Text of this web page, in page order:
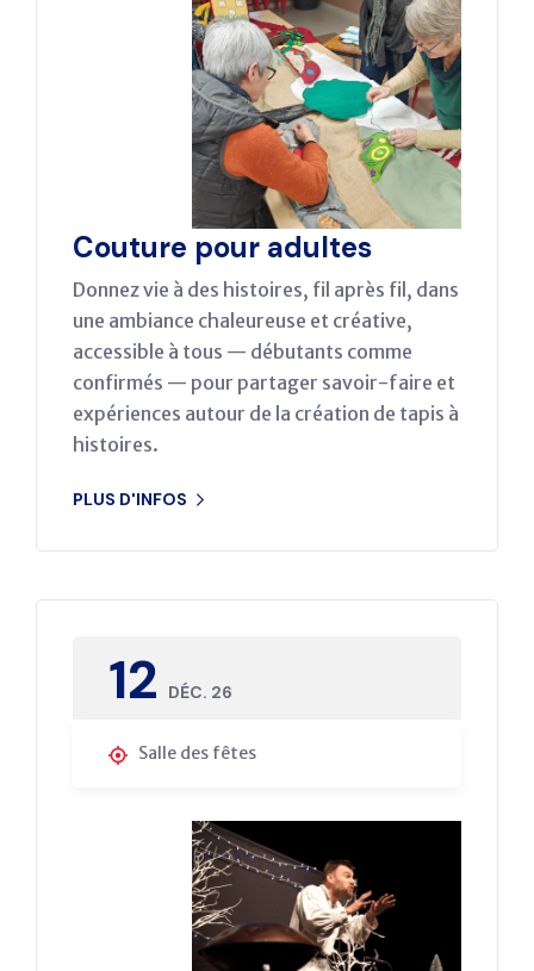
Couture pour adultes
Donnez vie à des histoires, fil après fil, dans
une ambiance chaleureuse et créative,
accessible à tous — débutants comme
confirmés — pour partager savoir-faire et
expériences autour de la création de tapis à
histoires.
PLUS D'INFOS
12 DÉC. 26
Salle des fêtes